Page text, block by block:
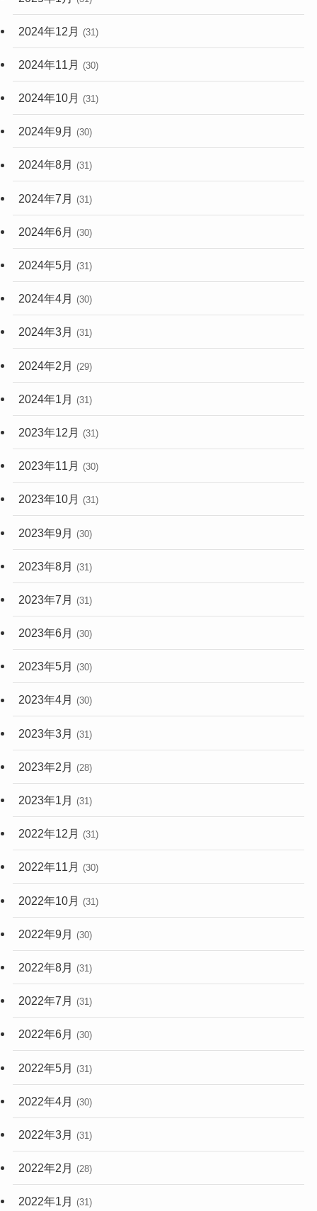
2024年12月 (31)
2024年11月 (30)
2024年10月 (31)
2024年9月 (30)
2024年8月 (31)
2024年7月 (31)
2024年6月 (30)
2024年5月 (31)
2024年4月 (30)
2024年3月 (31)
2024年2月 (29)
2024年1月 (31)
2023年12月 (31)
2023年11月 (30)
2023年10月 (31)
2023年9月 (30)
2023年8月 (31)
2023年7月 (31)
2023年6月 (30)
2023年5月 (30)
2023年4月 (30)
2023年3月 (31)
2023年2月 (28)
2023年1月 (31)
2022年12月 (31)
2022年11月 (30)
2022年10月 (31)
2022年9月 (30)
2022年8月 (31)
2022年7月 (31)
2022年6月 (30)
2022年5月 (31)
2022年4月 (30)
2022年3月 (31)
2022年2月 (28)
2022年1月 (31)